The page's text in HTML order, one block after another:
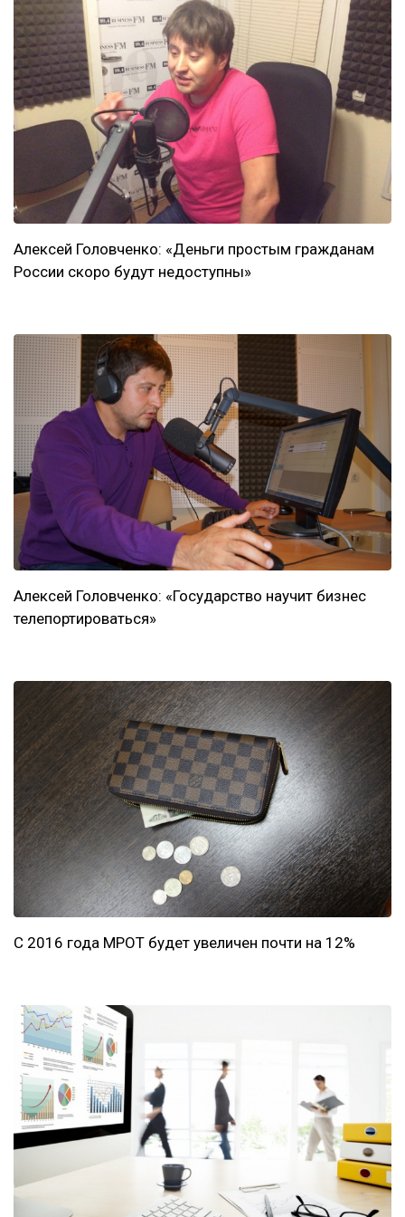
Алексей Головченко: «Деньги простым гражданам
России скоро будут недоступны»
Алексей Головченко: «Государство научит бизнес
телепортироваться»
С 2016 года МРОТ будет увеличен почти на 12%